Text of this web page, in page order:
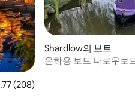
4.77점(5점 만점), 후기 208개
(208)
Shardlow의 보트
운하용 보트 나로우보